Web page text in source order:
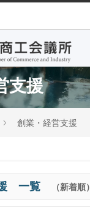
支援
創業・経営支援
援 一覧 （新着順）